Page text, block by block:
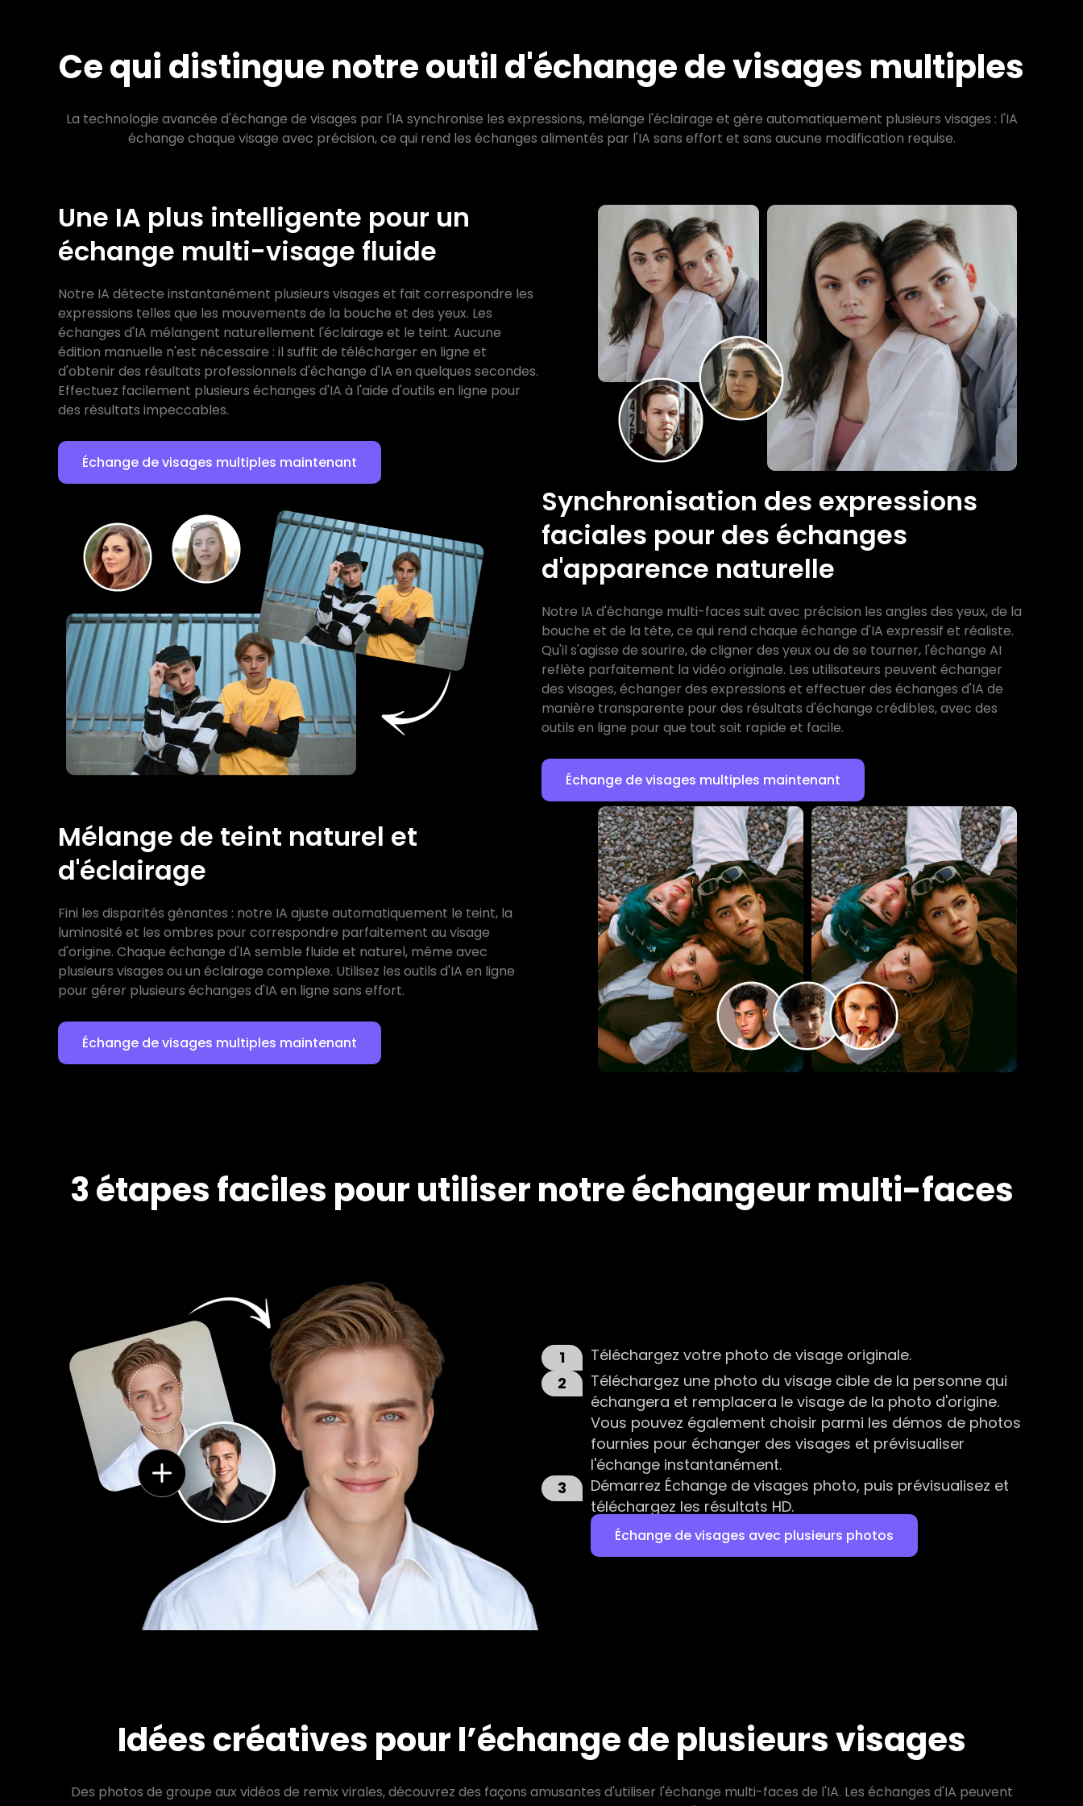
Ce qui distingue notre outil d'échange de visages multiples
La technologie avancée d'échange de visages par l'IA synchronise les expressions, mélange l'éclairage et gère automatiquement plusieurs visages : l'IA
échange chaque visage avec précision, ce qui rend les échanges alimentés par l'IA sans effort et sans aucune modification requise.
Une IA plus intelligente pour un
échange multi-visage fluide
Notre IA détecte instantanément plusieurs visages et fait correspondre les
expressions telles que les mouvements de la bouche et des yeux. Les
échanges d'IA mélangent naturellement l'éclairage et le teint. Aucune
édition manuelle n'est nécessaire : il suffit de télécharger en ligne et
d'obtenir des résultats professionnels d'échange d'IA en quelques secondes.
Effectuez facilement plusieurs échanges d'IA à l'aide d'outils en ligne pour
des résultats impeccables.
Échange de visages multiples maintenant
Synchronisation des expressions
faciales pour des échanges
d'apparence naturelle
Notre IA d'échange multi-faces suit avec précision les angles des yeux, de la
bouche et de la tête, ce qui rend chaque échange d'IA expressif et réaliste.
Qu'il s'agisse de sourire, de cligner des yeux ou de se tourner, l'échange AI
reflète parfaitement la vidéo originale. Les utilisateurs peuvent échanger
des visages, échanger des expressions et effectuer des échanges d'IA de
manière transparente pour des résultats d'échange crédibles, avec des
outils en ligne pour que tout soit rapide et facile.
Échange de visages multiples maintenant
Mélange de teint naturel et
d'éclairage
Fini les disparités gênantes : notre IA ajuste automatiquement le teint, la
luminosité et les ombres pour correspondre parfaitement au visage
d'origine. Chaque échange d'IA semble fluide et naturel, même avec
plusieurs visages ou un éclairage complexe. Utilisez les outils d'IA en ligne
pour gérer plusieurs échanges d'IA en ligne sans effort.
Échange de visages multiples maintenant
3 étapes faciles pour utiliser notre échangeur multi-faces
1
Téléchargez votre photo de visage originale.
2
Téléchargez une photo du visage cible de la personne qui
échangera et remplacera le visage de la photo d'origine.
Vous pouvez également choisir parmi les démos de photos
fournies pour échanger des visages et prévisualiser
l'échange instantanément.
3
Démarrez Échange de visages photo, puis prévisualisez et
téléchargez les résultats HD.
Échange de visages avec plusieurs photos
Idées créatives pour l’échange de plusieurs visages
Des photos de groupe aux vidéos de remix virales, découvrez des façons amusantes d'utiliser l'échange multi-faces de l'IA. Les échanges d'IA peuvent